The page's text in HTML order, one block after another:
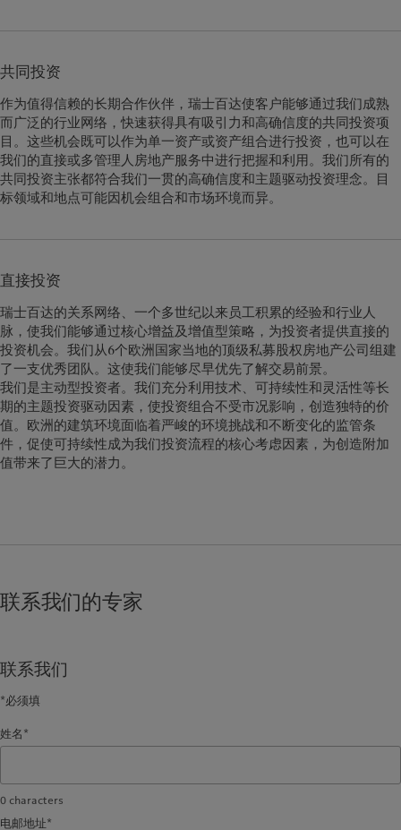
共同投资
作为值得信赖的长期合作伙伴，瑞士百达使客户能够通过我们成熟
而广泛的行业网络，快速获得具有吸引力和高确信度的共同投资项
目。这些机会既可以作为单一资产或资产组合进行投资，也可以在
我们的直接或多管理人房地产服务中进行把握和利用。我们所有的
共同投资主张都符合我们一贯的高确信度和主题驱动投资理念。目
标领域和地点可能因机会组合和市场环境而异。
直接投资
瑞士百达的关系网络、一个多世纪以来员工积累的经验和行业人
脉，使我们能够通过核心增益及增值型策略，为投资者提供直接的
投资机会。我们从6个欧洲国家当地的顶级私募股权房地产公司组建
了一支优秀团队。这使我们能够尽早优先了解交易前景。
我们是主动型投资者。我们充分利用技术、可持续性和灵活性等长
期的主题投资驱动因素，使投资组合不受市况影响，创造独特的价
值。欧洲的建筑环境面临着严峻的环境挑战和不断变化的监管条
件，促使可持续性成为我们投资流程的核心考虑因素，为创造附加
值带来了巨大的潜力。
联系我们的专家
联系我们
*必须填
姓名*
0 characters
电邮地址*